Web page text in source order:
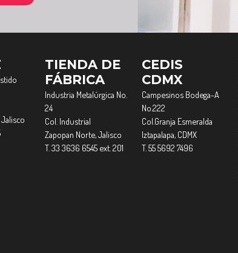
TIENDA DE
FÁBRICA
Industria Metalúrgica No.
24
Col. Industrial
Zapopan Norte, Jalisco
T. 33 3636 6545 ext. 201
CEDIS
CDMX
Campesinos Bodega-A
No.222
Col.Granja Esmeralda
Iztapalapa, CDMX
T. 55 5692 7496